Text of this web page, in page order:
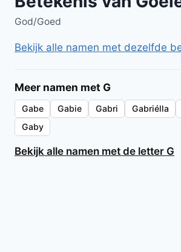
God/Goed
Bekijk alle namen met dezelfde
Meer namen met G
Gabe Gabie Gabri Gabriélla
Gaby
Bekijk alle namen met de letter G